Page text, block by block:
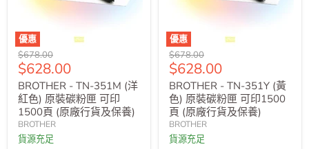
優惠
原
價
$678.00
售
價
$628.00
BROTHER - TN-351M (洋
紅色) 原裝碳粉匣 可印
1500頁 (原廠行貨及保養)
BROTHER
貨源充足
優惠
原
價
$678.00
售
價
$628.00
BROTHER - TN-351Y (黃
色) 原裝碳粉匣 可印1500
頁 (原廠行貨及保養)
BROTHER
貨源充足